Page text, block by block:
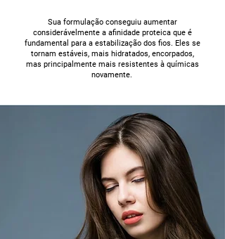
Sua formulação conseguiu aumentar
considerávelmente a afinidade proteica que é
fundamental para a estabilização dos fios. Eles se
tornam estáveis, mais hidratados, encorpados,
mas principalmente mais resistentes à químicas
novamente.